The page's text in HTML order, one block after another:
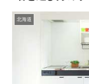
北海道